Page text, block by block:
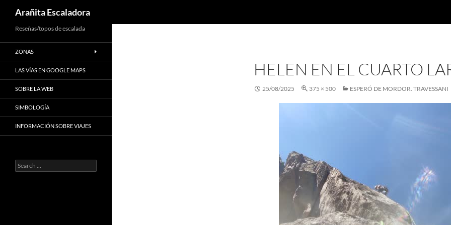
to
content
Arañita Escaladora
HELEN EN EL CUARTO
25/08/2025 375 × 500 ESPERÓ DE MORDOR. TRAVESSANI
Reseñas/topos de escalada
ZONAS
LAS VÍAS EN GOOGLE MAPS
SOBRE LA WEB
SIMBOLOGÍA
INFORMACIÓN SOBRE VIAJES
Search
for: